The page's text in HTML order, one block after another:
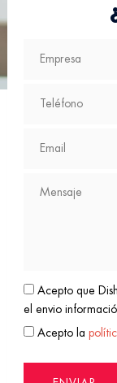
Acepto que
el envio
Acepto la